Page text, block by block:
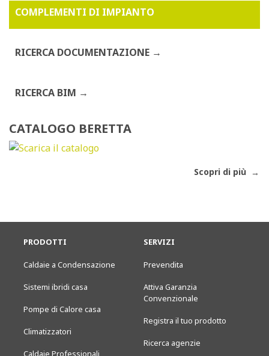
COMPLEMENTI DI IMPIANTO
RICERCA DOCUMENTAZIONE
RICERCA BIM
CATALOGO BERETTA
Scopri di più
PRODOTTI
Caldaie a Condensazione
Sistemi ibridi casa
Pompe di Calore casa
Climatizzatori
Caldaie Professionali
SERVIZI
Prevendita
Attiva Garanzia
Convenzionale
Registra il tuo prodotto
Ricerca agenzie